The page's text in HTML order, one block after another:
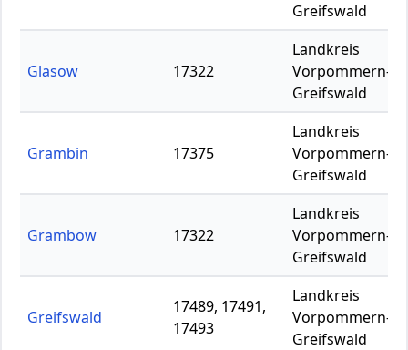
Greifswald
Glasow 17322
Landkreis
Vorpommern-
Greifswald
Grambin 17375
Landkreis
Vorpommern-
Greifswald
Grambow 17322
Landkreis
Vorpommern-
Greifswald
Greifswald
17489, 17491,
17493
Landkreis
Vorpommern-
Greifswald